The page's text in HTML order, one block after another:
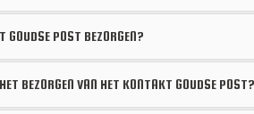
POST BEZORGEN?
BEZORGEN VAN HET KONTAKT GOUDSE POST?